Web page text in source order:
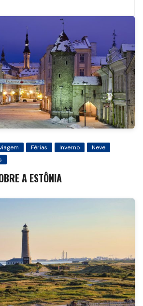
Férias Inverno
Neve
A ESTÔNIA